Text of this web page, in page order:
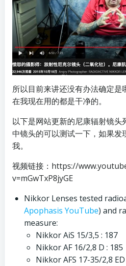
所以目前来讲还没有办法确定是
在我现在用的都是干净的。
以下是网站更新的尼康辐射镜头
中镜头的可以测试一下，如果发
我。
视频链接：https://
v=mGwTxP8jyGE
Nikkor Lenses tested
Apophasis YouTube) and
measure:
Nikkor AiS 15/3,5 : 187
Nikkor AF 16/2,8 D : 185
Nikkor AFS 17-35/2,8